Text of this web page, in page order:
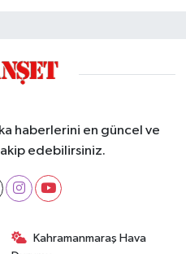
haberlerini en güncel ve
edebilirsiniz.
Kahramanmaraş Hava